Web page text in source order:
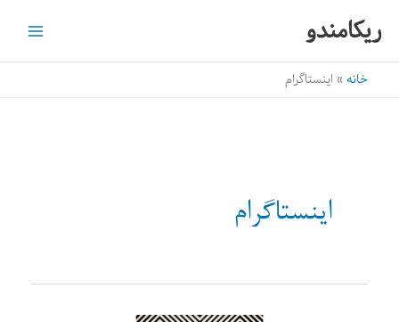
ریکامندو
خانه اینستاگرام
اینستاگرام